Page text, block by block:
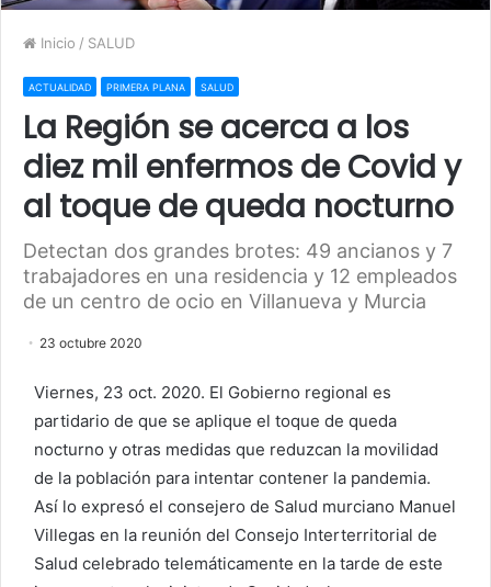
Inicio / SALUD
ACTUALIDAD PRIMERA PLANA SALUD
La Región se acerca a los
diez mil enfermos de Covid y
al toque de queda nocturno
Detectan dos grandes brotes: 49 ancianos y 7
trabajadores en una residencia y 12 empleados
de un centro de ocio en Villanueva y Murcia
23 octubre 2020
Viernes, 23 oct. 2020. El Gobierno regional es
partidario de que se aplique el toque de queda
nocturno y otras medidas que reduzcan la movilidad
de la población para intentar contener la pandemia.
Así lo expresó el consejero de Salud murciano Manuel
Villegas en la reunión del Consejo Interterritorial de
Salud celebrado telemáticamente en la tarde de este